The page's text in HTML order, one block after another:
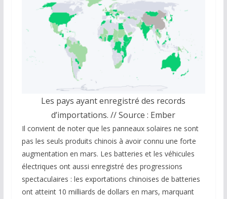
Les pays ayant enregistré des records
d’importations. // Source : Ember
Il convient de noter que les panneaux solaires ne sont
pas les seuls produits chinois à avoir connu une forte
augmentation en mars. Les batteries et les véhicules
électriques ont aussi enregistré des progressions
spectaculaires : les exportations chinoises de batteries
ont atteint 10 milliards de dollars en mars, marquant